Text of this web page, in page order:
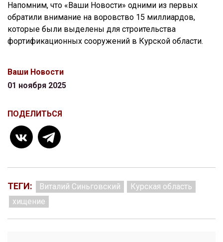
Напомним, что «Ваши Новости» одними из первых
обратили внимание на воровство 15 миллиардов,
которые были выделены для строительства
фортификационных сооружений в Курской области.
Ваши Новости
01 ноября 2025
ПОДЕЛИТЬСЯ
ТЕГИ: Виталий Синьговский
Курская область
хищение